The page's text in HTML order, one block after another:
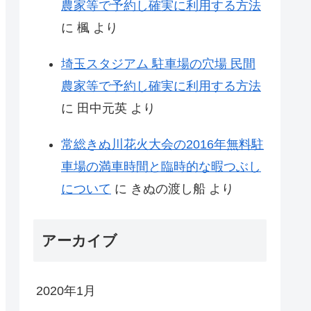
農家等で予約し確実に利用する方法
に 楓 より
埼玉スタジアム 駐車場の穴場 民間
農家等で予約し確実に利用する方法
に 田中元英 より
常総きぬ川花火大会の2016年無料駐
車場の満車時間と臨時的な暇つぶし
について に きぬの渡し船 より
アーカイブ
2020年1月